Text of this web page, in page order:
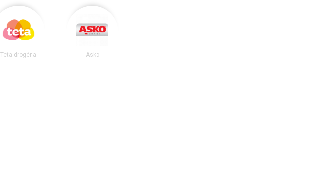
Teta drogéria Asko